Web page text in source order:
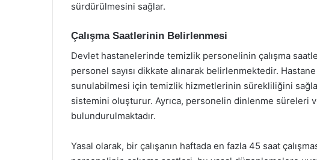
sürdürülmesini sağlar.
Çalışma Saatlerinin Belirlenmesi
Devlet hastanelerinde temizlik personelinin çalışma
personel sayısı dikkate alınarak belirlenmektedir.
sunulabilmesi için temizlik hizmetlerinin sürekliliğini
sistemini oluşturur. Ayrıca, personelin dinlenme süreleri
bulundurulmaktadır.
Yasal olarak, bir çalışanın haftada en fazla 45 saat